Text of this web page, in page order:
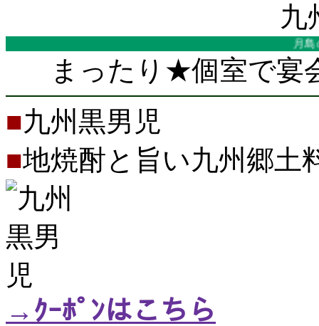
九
月島の九
まったり★個室で宴
■九州黒男児
■地焼酎と旨い九州郷土
→ｸｰﾎﾟﾝはこちら